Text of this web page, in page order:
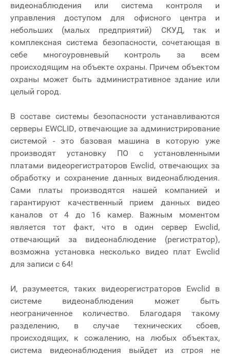
видеонаблюдения или система контроля и
управления доступом для офисного центра и
небольших (малых предприятий) СКУД, так и
комплексная система безопасности, сочетающая в
себе многоуровневый контроль за всем
происходящим на объекте охраны. Причем объектом
охраны может быть административное здание или
целый город.
В составе системы безопасности устанавливаются
серверы EWCLID, отвечающие за администрирование
системой - это базовая машина в которую уже
производят установку ПО с установленными
платами видеорегистраторов Ewclid, отвечающих за
обработку и сохранение данных видеонаблюдения.
Сами платы производятся нашей компанией и
гарантируют качественный прием данных видео
каналов от 4 до 16 камер. Важным моментом
является тот факт, что в один сервер Ewclid,
отвечающий за видеонаблюдение (регистратор),
возможна установка несколько видео плат Ewclid
для записи с 64!
И, разумеется, таких видеорегистраторов Ewclid в
системе видеонаблюдения может быть
неограниченное количество. Благодаря такому
разделению, в случае технических сбоев,
происходящих, к сожалению, на любых объектах,
система видеонаблюдения выйдет из строя не